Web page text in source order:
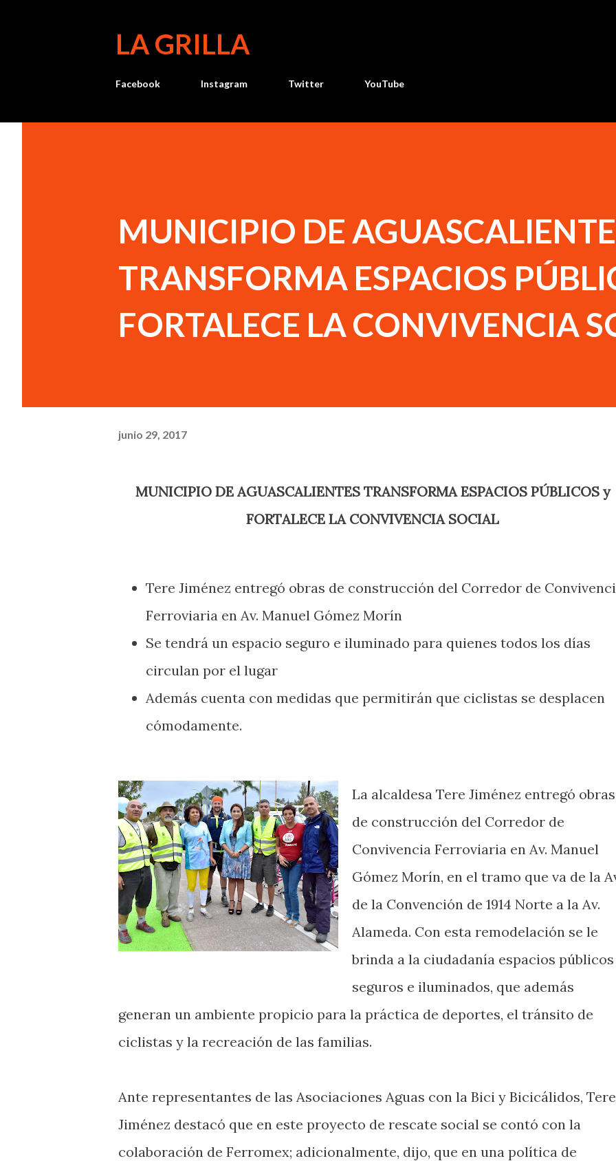
LA GRILLA
Facebook Instagram Twitter YouTube
MUNICIPIO DE
TRANSFORMA ESPACIOS
FORTALECE LA CONVIVENCIA
junio 29, 2017
MUNICIPIO DE AGUASCALIENTES TRANSFORMA ESPACIOS PÚBLICOS y
FORTALECE LA CONVIVENCIA SOCIAL
Tere Jiménez entregó obras de construcción del Corredor de
Ferroviaria en Av. Manuel Gómez Morín
Se tendrá un espacio seguro e iluminado para quienes todos los días
circulan por el lugar
Además cuenta con medidas que permitirán que ciclistas se desplacen
cómodamente.
La alcaldesa Tere Jiménez entregó obras
de construcción del Corredor de
Convivencia Ferroviaria en Av. Manuel
Gómez Morín, en el tramo que va de la
de la Convención de 1914 Norte a la Av.
Alameda. Con esta remodelación se le
brinda a la ciudadanía espacios públicos
seguros e iluminados, que además
generan un ambiente propicio para la práctica de deportes, el tránsito de
ciclistas y la recreación de las familias.
Ante representantes de las Asociaciones Aguas con la Bici y Bicicálidos, Tere
Jiménez destacó que en este proyecto de rescate social se contó con la
colaboración de Ferromex; adicionalmente, dijo, que en una política de